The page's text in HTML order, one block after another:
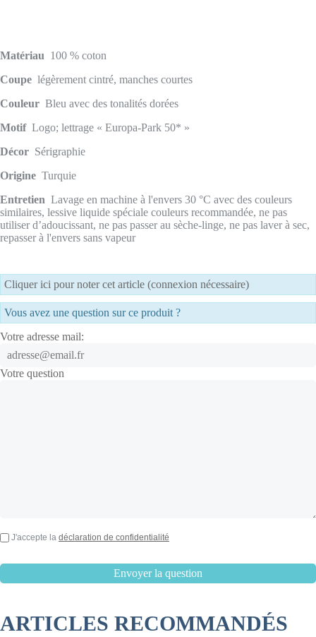
Matériau 100 % coton
Coupe légèrement cintré, manches courtes
Couleur Bleu avec des tonalités dorées
MotifLogo; lettrage « Europa-Park 50* »
Décor Sérigraphie
Origine Turquie
Entretien Lavage en machine à l'envers 30 °C avec des couleurs
similaires, lessive liquide spéciale couleurs recommandée, ne pas
utiliser d’adoucissant, ne pas passer au sèche-linge, ne pas laver à sec,
repasser à l'envers sans vapeur
Cliquer ici pour noter cet article (connexion nécessaire)
Vous avez une question sur ce produit ?
Votre adresse mail:
Votre question
J'accepte la déclaration de confidentialité
ARTICLES RECOMMANDÉS